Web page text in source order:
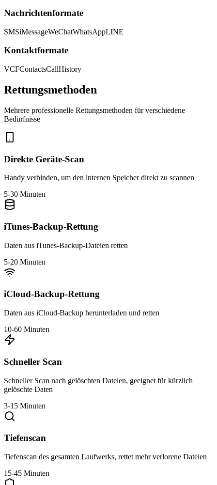
Nachrichtenformate
SMSiMessageWeChatWhatsAppLINE
Kontaktformate
VCFContactsCallHistory
Rettungsmethoden
Mehrere professionelle Rettungsmethoden für verschiedene
Bedürfnisse
Direkte Geräte-Scan
Handy verbinden, um den internen Speicher direkt zu scannen
5-30 Minuten
iTunes-Backup-Rettung
Daten aus iTunes-Backup-Dateien retten
5-20 Minuten
iCloud-Backup-Rettung
Daten aus iCloud-Backup herunterladen und retten
10-60 Minuten
Schneller Scan
Schneller Scan nach gelöschten Dateien, geeignet für kürzlich
gelöschte Daten
3-15 Minuten
Tiefenscan
Tiefenscan des gesamten Laufwerks, rettet mehr verlorene Dateien
15-45 Minuten